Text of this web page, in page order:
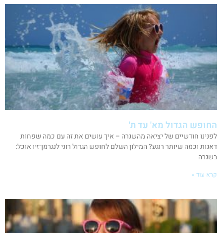
החופש הגדול מא' עד ת'
לפנינו חודשיים של יציאה מהשגרה – איך עושים את זה עם כמה שפחות
דאגות וכמה שיותר רוגע? המילון השלם לחופש הגדול רוני לנגרמן־זיו אוכל:
בשגרה
קרא עוד »